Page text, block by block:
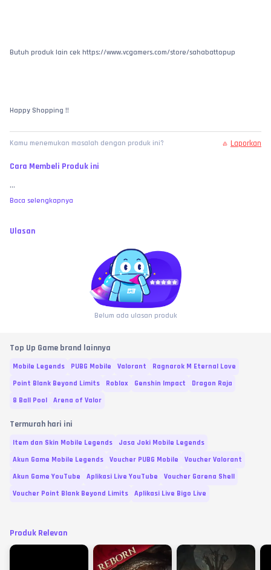
Butuh produk lain cek https://www.vcgamers.com/store/sahabattopup
Happy Shopping !!
Kamu menemukan masalah dengan produk ini? Laporkan
Cara Membeli Produk ini
...
Baca selengkapnya
Ulasan
Belum ada ulasan produk
Top Up Game brand lainnya
Mobile Legends PUBG Mobile Valorant
Ragnarok M Eternal Love
Point Blank Beyond Limits
Roblox Genshin Impact
Dragon Raja
8 Ball Pool
Arena of Valor
Termurah hari ini
Item dan Skin Mobile Legends
Jasa Joki Mobile Legends
Akun Game Mobile Legends
Voucher PUBG Mobile
Voucher Valorant
Akun Game YouTube
Aplikasi Live YouTube
Voucher Garena Shell
Voucher Point Blank Beyond Limits
Aplikasi Live Bigo Live
Produk Relevan